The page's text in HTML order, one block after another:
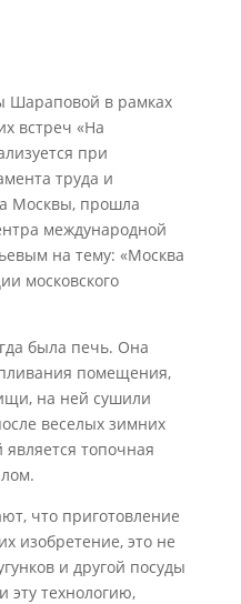
Шараповой в рамках
встреч «На
при
труда и
Москвы, прошла
международной
на тему: «Москва
московского
была печь. Она
помещения,
на ней сушили
веселых зимних
топочная
что приготовление
изобретение, это не
и другой посуды
эту технологию,